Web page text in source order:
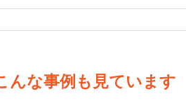
んな事例も見ています